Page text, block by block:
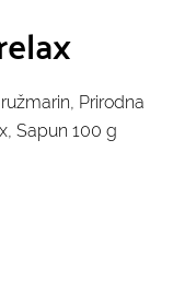
Prirodna
Sapun 100 g